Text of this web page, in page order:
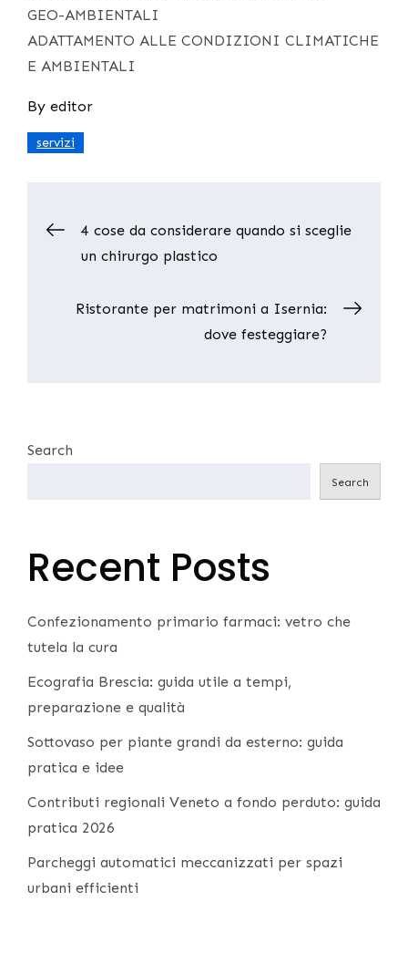
GEO-AMBIENTALI
ADATTAMENTO ALLE CONDIZIONI CLIMATICHE
E AMBIENTALI
By editor
servizi
Post
navigation
4 cose da considerare quando si sceglie
un chirurgo plastico
Ristorante per matrimoni a Isernia:
dove festeggiare?
Search
Search
Recent Posts
Confezionamento primario farmaci: vetro che
tutela la cura
Ecografia Brescia: guida utile a tempi,
preparazione e qualità
Sottovaso per piante grandi da esterno: guida
pratica e idee
Contributi regionali Veneto a fondo perduto: guida
pratica 2026
Parcheggi automatici meccanizzati per spazi
urbani efficienti